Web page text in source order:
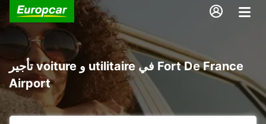
تأجير voiture و utilitaire في Fort De France
Airport